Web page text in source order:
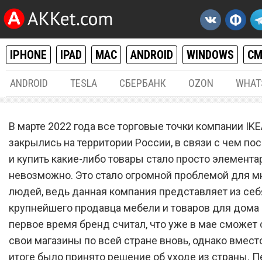
IPHONE IPAD MAC ANDROID WINDOWS
ANDROID TESLA СБЕРБАНК OZON
«Решение принято». IKEA
вернулась в Россию и
возобновляет продажу
В марте 2022 года все торговые точки компании
закрылись на территории России, в связи с чем
и купить какие-либо товары стало просто
невозможно. Это стало огромной проблемой для
людей, ведь данная компания представляет из
крупнейшего продавца мебели и товаров для дома
первое время бренд считал, что уже в мае сможет
свои магазины по всей стране вновь, однако
итоге было принято решение об уходе из страны.